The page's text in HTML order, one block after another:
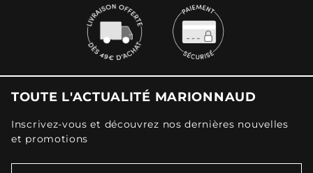
TOUTE L'ACTUALITÉ MARIONNAUD
Inscrivez-vous et découvrez nos dernières nouvelles
et promotions